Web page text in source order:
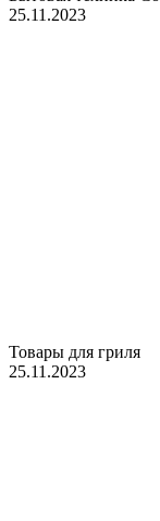
25.11.2023
Товары для гриля
25.11.2023